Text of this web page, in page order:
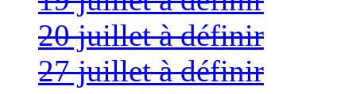
20 juillet à définir
27 juillet à définir